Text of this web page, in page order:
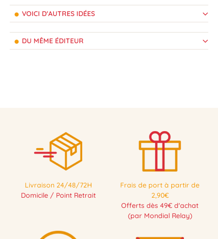
VOICI D'AUTRES IDÉES
DU MÊME ÉDITEUR
Livraison 24/48/72H
Domicile / Point Retrait
Frais de port à partir de
2,90€
Offerts dès 49€ d'achat
(par Mondial Relay)